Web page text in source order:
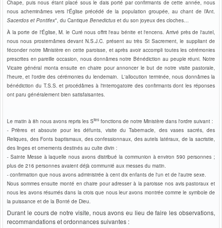
Chape, puis nous étant placé sous le dais porté par confirmants de cette année, nous
nous acheminâmes vers l'Église précédé de la population groupée, au chant de l’Ant.
Sacerdos et Pontifex*, du Cantique Benedictus et du son joyeux des cloches…
À la porte de l'Église, M. le Curé nous offrit l'eau bénite et l'encens. Arrivé près de l'autel,
nous nous prosternâmes devant N.S.J.C. présent au très St Sacrement, le suppliant de
féconder notre Ministère en cette paroisse, et après avoir accompli toutes les cérémonies
prescrites en pareille occasion, nous donnâmes notre Bénédiction au peuple réuni. Notre
Vicaire général monta ensuite en chaire pour annoncer le but de notre visite pastorale,
l'heure, et l'ordre des cérémonies du lendemain. L'allocution terminée, nous donnâmes la
bénédiction du T.S.S. et procédâmes à l'interrogatoire des confirmants dont les réponses
ont paru généralement bien satisfaisantes.
Le matin à 8h nous avons repris les Stes fonctions de notre Ministère dans l'ordre suivant :
- Prières et absoute pour les défunts, visite du Tabernacle, des vases sacrés, des
Reliques, des Fonts baptismaux, des confessionnaux, des autels latéraux, de la sacristie,
des linges et ornements destinés au culte divin :
- Sainte Messe à laquelle nous avons distribué la communion à environ 590 personnes ;
plus de 216 personnes avaient déjà communié aux messes du matin.
- confirmation que nous avons administrée à cent dix enfants de l'un et de l'autre sexe.
Nous sommes ensuite monté en chaire pour adresser à la paroisse nos avis pastoraux et
nous les avons résumés dans la crois que nous leur avons montrée comme le symbole de
la puissance et de la Bonté de Dieu.
Durant le cours de notre visite, nous avons eu lieu de faire les observations,
recommandations et ordonnances suivantes :